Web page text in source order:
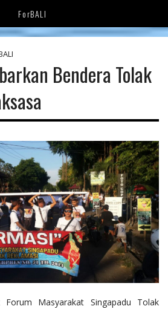
ForBALI
Bendera Tolak
Masyarakat Singapadu Tolak